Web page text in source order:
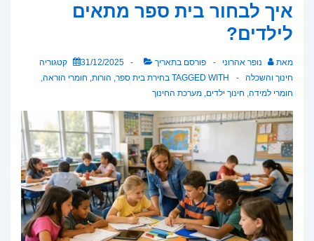
איך לבחור בית ספר מתאים
לילדים?
מאת נופר אהרוני פורסם בתאריך 31/12/2025
קטגוריה
חינוך והשכלה
TAGGED WITH בחירת בית ספר, הורות, חומרי הוראה,
חומרי למידה, חינוך ילדים, מערכת החינוך